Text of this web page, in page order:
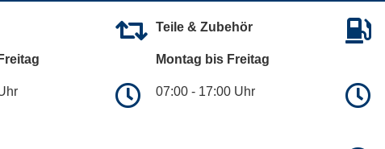
Teile & Zubehör
Montag bis Freitag
07:00 - 17:00 Uhr